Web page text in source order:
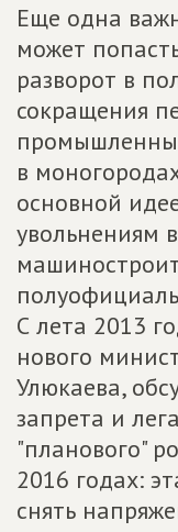
Еще одна
может
разворот в
сокращения
в
основной
увольнениям
С лета 2013
нового
Улюкаева,
запрета и
"планового"
2016 годах:
снять